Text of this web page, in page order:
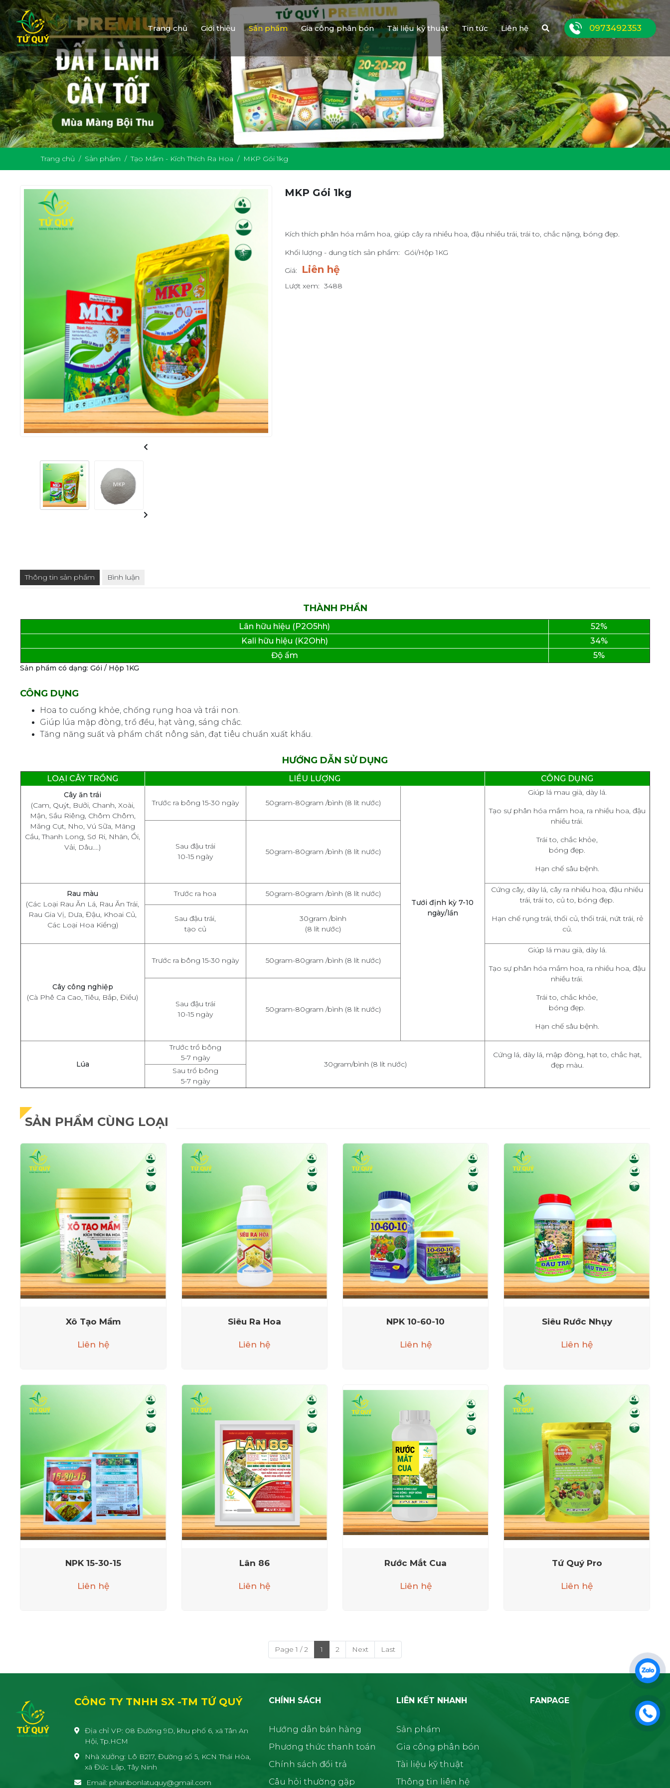
Trang chủ Giới thiệu Sản phẩm Gia công phân bón Tài liệu kỹ thuật Tin tức Liên hệ 0973492353
Trang chủ Sản phẩm Tạo Mầm - Kích Thích Ra Hoa MKP Gói 1kg
MKP Gói 1kg
Kích thích phân hóa mầm hoa, giúp cây ra nhiều hoa, đậu nhiều trái, trái to, chắc nặng, bóng đẹp.
Khối lượng - dung tích sản phẩm:
Gói/Hộp 1KG
Giá:
Liên hệ
Lượt xem: 3488
Thông tin sản phẩm Bình luận
THÀNH PHẦN
Lân hữu hiệu (P2O5hh)
52%
Kali hữu hiệu (K2Ohh)
34%
Độ ẩm
5%
Sản phẩm có dạng: Gói / Hộp 1KG
CÔNG DỤNG
Hoa to cuống khỏe, chống rụng hoa và trái non.
Giúp lúa mập đòng, trổ đều, hạt vàng, sáng chắc.
Tăng năng suất và phẩm chất nông sản, đạt tiêu chuẩn xuất khẩu.
HƯỚNG DẪN SỬ DỤNG
LOẠI CÂY TRỒNG LIỀU LƯỢNG CÔNG DỤNG
Cây ăn trái
(Cam, Quýt, Bưởi, Chanh, Xoài,
Mận, Sầu Riêng, Chôm Chôm,
Măng Cụt, Nho, Vú Sữa, Mãng
Cầu, Thanh Long, Sơ Ri, Nhãn, Ổi,
Vải, Dâu....)
Trước ra bông 15-30 ngày 50gram-80gram /bình (8 lít nước)
Tưới định kỳ 7-10
ngày/lần
Giúp lá mau già, dày lá.
Tạo sự phân hóa mầm hoa, ra nhiều hoa, đậu
nhiều trái.
Trái to, chắc khỏe,
bóng đẹp.
Hạn chế sâu bệnh.
Sau đậu trái
10-15 ngày
50gram-80gram /bình (8 lít nước)
Rau màu
(Các Loại Rau Ăn Lá, Rau Ăn Trái,
Rau Gia Vị, Dưa, Đậu, Khoai Củ,
Các Loại Hoa Kiểng)
Trước ra hoa 50gram-80gram /bình (8 lít nước)
Cứng cây, dày lá, cây ra nhiều hoa, đậu nhiều
trái, trái to, củ to, bóng đẹp.
Hạn chế rụng trái, thối củ, thối trái, nứt trái, rẻ
củ.
Sau đậu trái,
tạo củ
30gram /bình
(8 lít nước)
Cây công nghiệp
(Cà Phê Ca Cao, Tiêu, Bắp, Điều)
Trước ra bông 15-30 ngày 50gram-80gram /bình (8 lít nước)
Giúp lá mau già, dày lá.
Tạo sự phân hóa mầm hoa, ra nhiều hoa, đậu
nhiều trái.
Trái to, chắc khỏe,
bóng đẹp.
Hạn chế sâu bệnh.
Sau đậu trái
10-15 ngày
50gram-80gram /bình (8 lít nước)
Lúa
Trước trổ bông
5-7 ngày
30gram/bình (8 lít nước)
Cứng lá, dày lá, mập đòng, hạt to, chắc hạt,
đẹp màu.
Sau trổ bông
5-7 ngày
SẢN PHẨM CÙNG LOẠI
Xô Tạo Mầm
Liên hệ
Siêu Ra Hoa
Liên hệ
NPK 10-60-10
Liên hệ
Siêu Rước Nhụy
Liên hệ
NPK 15-30-15
Liên hệ
Lân 86
Liên hệ
Rước Mắt Cua
Liên hệ
Tứ Quý Pro
Liên hệ
Page 1 / 2 1 2 Next Last
CÔNG TY TNHH SX -TM TỨ QUÝ
Địa chỉ VP: 08 Đường 9D, khu phố 6, xã Tân An
Hội, Tp.HCM
Nhà Xưởng: Lô B217, Đường số 5, KCN Thái Hòa,
xã Đức Lập, Tây Ninh
Email: phanbonlatuquy@gmail.com
CHÍNH SÁCH
Hướng dẫn bán hàng
Phương thức thanh toán
Chính sách đổi trả
Câu hỏi thường gặp
LIÊN KẾT NHANH
Sản phẩm
Gia công phân bón
Tài liệu kỹ thuật
Thông tin liên hệ
FANPAGE